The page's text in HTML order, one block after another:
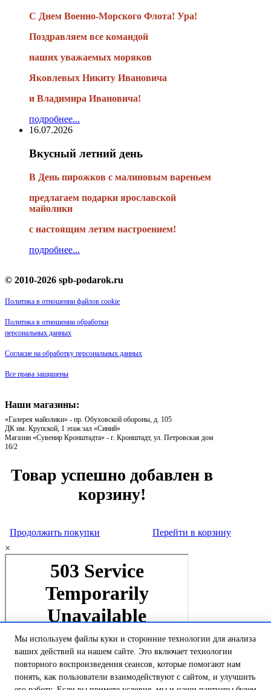
С Днем Военно-Морского Флота! Ура!
Поздравляем все командой
наших уважаемых моряков
Яковлевых Никиту Ивановича
и Владимира Ивановича!
подробнее...
16.07.2026
Вкусный летний день
В День пирожков с малиновым вареньем
предлагаем подарки ярославской
майолики
с настоящим летим настроением!
подробнее...
© 2010-2026 spb-podarok.ru
Политика в отношении файлов cookie
Политика в отношении обработки
персональных данных
Согласие на обработку персональных данных
Все права защищены
Наши магазины:
«Галерея майолики» - пр. Обуховской обороны, д. 105
ДК им. Крупской, 1 этаж зал «Синий»
Магазин «Сувенир Кронштадта» - г. Кронштадт, ул. Петровская дом
16/2
Товар успешно добавлен в
корзину!
Продолжить покупки
Перейти в корзину
×
Мы используем файлы куки и сторонние технологии для анализа
ваших действий на нашем сайте. Это включает технологии
повторного воспроизведения сеансов, которые помогают нам
понять, как пользователи взаимодействуют с сайтом, и улучшить